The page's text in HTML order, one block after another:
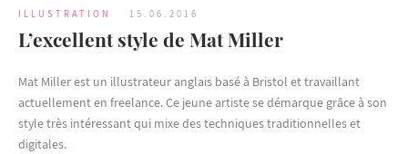
ILLUSTRATION 15.06.2016
L’excellent style de Mat Miller
Mat Miller est un illustrateur anglais basé à Bristol et travaillant
actuellement en freelance. Ce jeune artiste se démarque grâce à son
style très intéressant qui mixe des techniques traditionnelles et
digitales.